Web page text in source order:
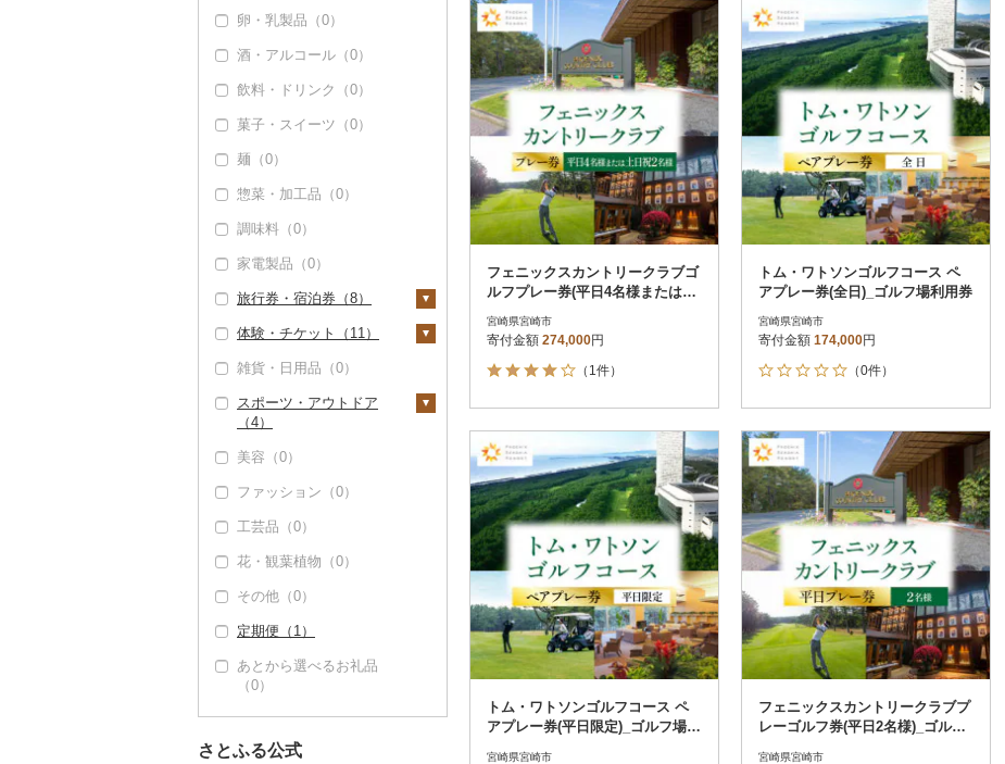
卵・乳製品（0）
酒・アルコール（0）
飲料・ドリンク（0）
菓子・スイーツ（0）
麺（0）
惣菜・加工品（0）
調味料（0）
家電製品（0）
旅行券・宿泊券（8）
旅行券（0）
宿泊券（8）
体験・チケット（11）
PayPay商品券（0）
食事券（5）
用券（0）
水族館（0）
動物園（0）
釣り（0）
ダイビング（0）
スキーチケット・リフ
ゴルフプレー券（4）
GDOふるさとゴルフ
プレークーポン（0）
花火大会チケット
（0）
雑貨・日用品（0）
スポーツ・アウトドア
（4）
ゴルフ（4）
ゴルフボール（0）
ゴルフクラブ（0）
ゴルフウェア（0）
その他ゴルフ（4）
釣り（0）
サイクリング（0）
アウトドア・キャンプ
美容（0）
ファッション（0）
工芸品（0）
花・観葉植物（0）
その他（0）
定期便（1）
あとから選べるお礼品
（0）
さとふる公式
決済方法
PayPay
クレジットカード決済
Amazon Pay
楽天ペイ
メルペイ
コンビニ支払い
ソフトバンクまとめて支払い
au PAY（auかんたん決済）
d払い
金融機関(Pay-easy決済)
結果を見る（
レビュー件数順
レビュー評価順
寄付金額が高い順
寄付金額が低い順
90
120
フェニックスカントリークラブゴ
ルフプレー券(平日4名様または土
日祝2名様)_ゴルフ場利用券
宮崎県宮崎市
寄付金額 274,000円
（1件）
トム・ワトソンゴルフコース ペ
アプレー券(全日)_ゴルフ場利用券
宮崎県宮崎市
寄付金額 174,000円
（0件）
トム・ワトソンゴルフコース ペ
アプレー券(平日限定)_ゴルフ場利
宮崎県宮崎市
フェニックスカントリークラブプ
レーゴルフ券(平日2名様)_ゴルフ
宮崎県宮崎市